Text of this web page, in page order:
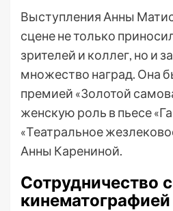
Выступления Анны
сцене не только
зрителей и коллег, но и
множество наград. Она
премией «Золотой
женскую роль в пьесе
«Театральное
Анны Карениной.
Сотрудничество с
кинематографией